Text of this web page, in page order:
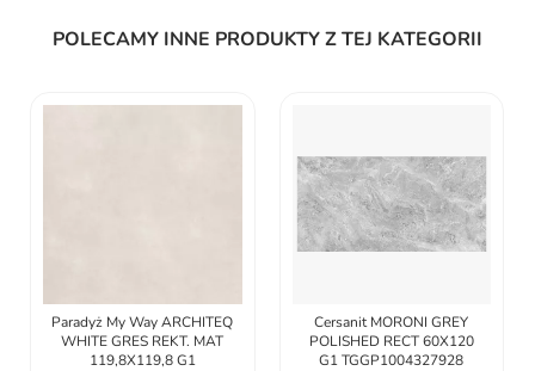
POLECAMY INNE PRODUKTY Z TEJ KATEGORII
Cersanit MORONI GREY
POLISHED RECT 60X120
G1 TGGP1004327928
Cersanit GRES MILTON BEŻ
STOP 29,7X29,7 G1
TGGZ1004292857